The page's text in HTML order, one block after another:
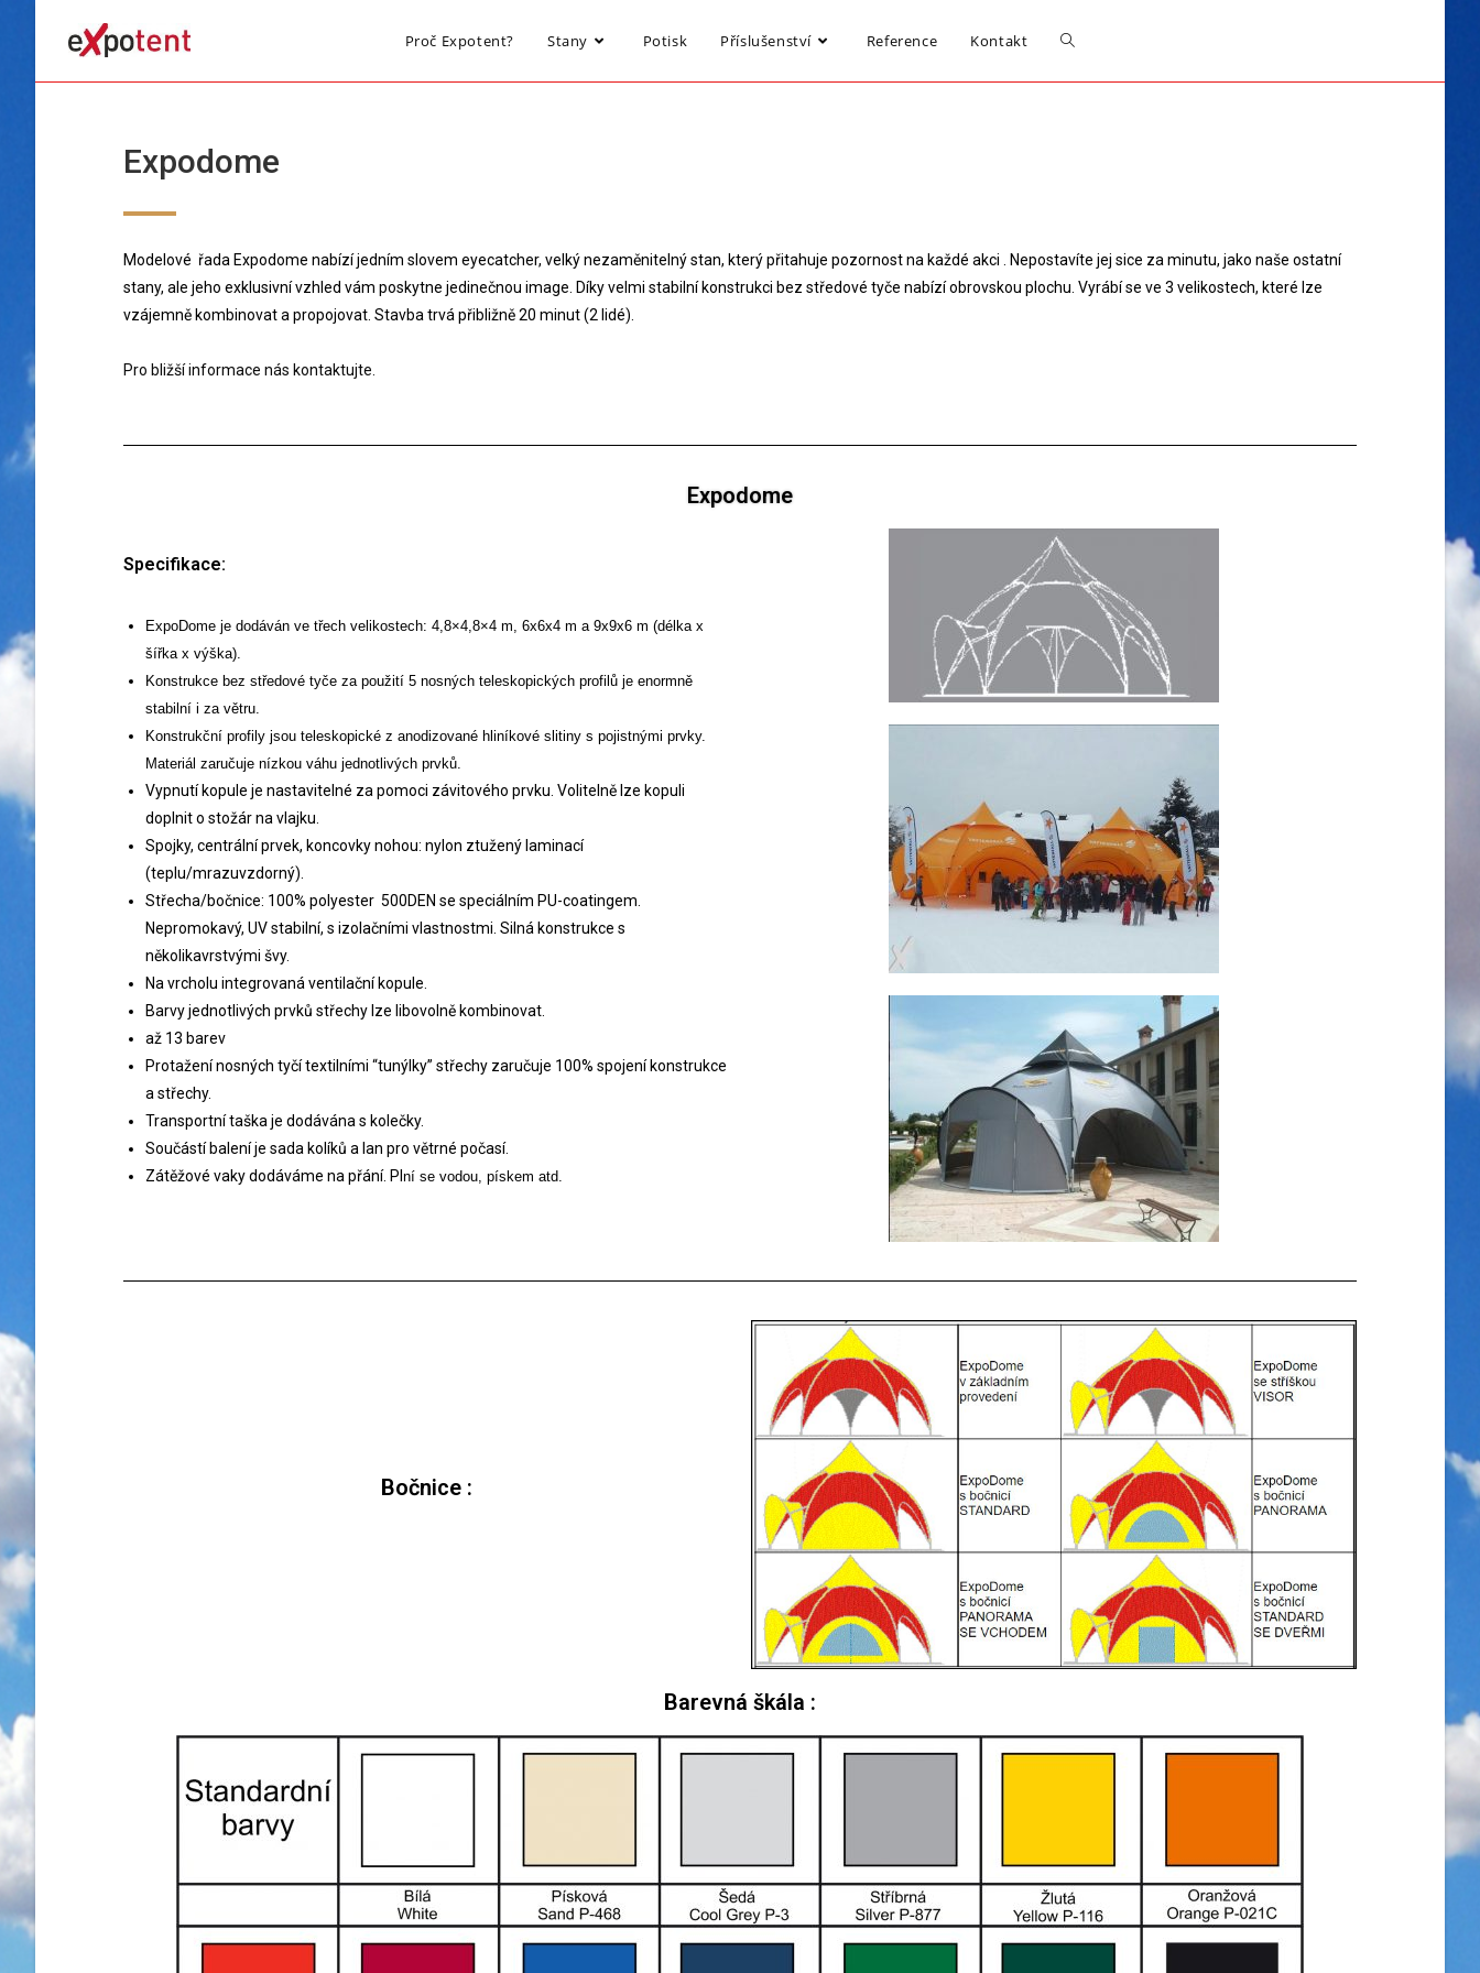
Proč Expotent? Stany Potisk Příslušenství Reference Kontakt
Expodome
Modelové řada Expodome nabízí jedním slovem eyecatcher, velký nezaměnitelný stan, který přitahuje pozornost na každé akci . Nepostavíte jej sice za minutu, jako naše ostatní
stany, ale jeho exklusivní vzhled vám poskytne jedinečnou image. Díky velmi stabilní konstrukci bez středové tyče nabízí obrovskou plochu. Vyrábí se ve 3 velikostech, které lze
vzájemně kombinovat a propojovat. Stavba trvá přibližně 20 minut (2 lidé).
Pro bližší informace nás kontaktujte.
Expodome
Specifikace:
ExpoDome je dodáván ve třech velikostech: 4,8×4,8×4 m, 6x6x4 m a 9x9x6 m (délka x
šířka x výška).
Konstrukce bez středové tyče za použití 5 nosných teleskopických profilů je enormně
stabilní i za větru.
Konstrukční profily jsou teleskopické z anodizované hliníkové slitiny s pojistnými prvky.
Materiál zaručuje nízkou váhu jednotlivých prvků.
Vypnutí kopule je nastavitelné za pomoci závitového prvku. Volitelně lze kopuli
doplnit o stožár na vlajku.
Spojky, centrální prvek, koncovky nohou: nylon ztužený laminací
(teplu/mrazuvzdorný).
Střecha/bočnice: 100% polyester 500DEN se speciálním PU-coatingem.
Nepromokavý, UV stabilní, s izolačními vlastnostmi. Silná konstrukce s
několikavrstvými švy.
Na vrcholu integrovaná ventilační kopule.
Barvy jednotlivých prvků střechy lze libovolně kombinovat.
až 13 barev
Protažení nosných tyčí textilními “tunýlky” střechy zaručuje 100% spojení konstrukce
a střechy.
Transportní taška je dodávána s kolečky.
Součástí balení je sada kolíků a lan pro větrné počasí.
Zátěžové vaky dodáváme na přání. Pl ní se vodou, pískem atd.
Bočnice :
Barevná škála :